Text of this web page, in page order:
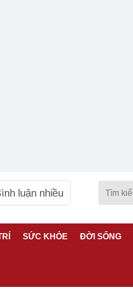
luận nhiều
SỨC KHỎE ĐỜI SỐNG